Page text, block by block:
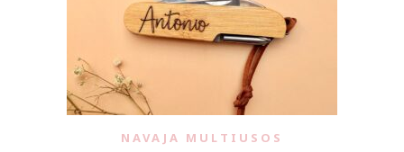
NAVAJA MULTIUSOS